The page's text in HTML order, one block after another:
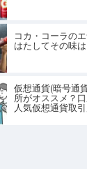
コカ・コーラの
はたしてその味
仮想通貨(暗号通
所がオススメ？
人気仮想通貨取